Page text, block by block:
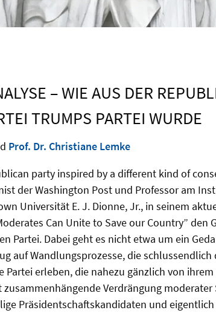
– WIE AUS DER
TRUMPS PARTEI WURDE
Prof. Dr. Christiane Lemke
party inspired by a different kind of
der Washington Post und Professor am
Universität E. J. Dionne, Jr., in seinem
Can Unite to Save our Country” den
Partei. Dabei geht es nicht etwa um ein
auf Wandlungsprozesse, die schlussendlich
erleben, die nahezu gänzlich von
Verdrängung
Präsidentschaftskandidaten und